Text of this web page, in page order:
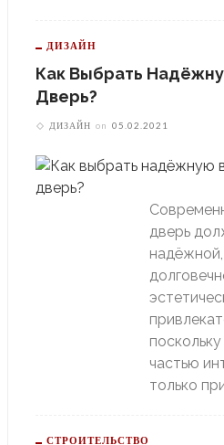
ДИЗАЙН
Как Выбрать
Дверь?
ДИЗАЙН on 05.02.2021
дверь
частью
только
СТРОИТЕЛЬСТВО